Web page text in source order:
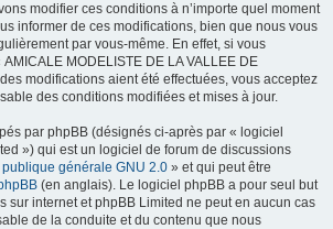
modifier ces conditions à n’importe quel moment
informer de ces modifications, bien que nous vous
par vous-même. En effet, si vous
MODELISTE DE LA VALLEE DE
modifications aient été effectuées, vous acceptez
des conditions modifiées et mises à jour.
par phpBB (désignés ci-après par « logiciel
») qui est un logiciel de forum de discussions
publique générale GNU 2.0 » et qui peut être
(en anglais). Le logiciel phpBB a pour seul but
sur internet et phpBB Limited ne peut en aucun cas
de la conduite et du contenu que nous